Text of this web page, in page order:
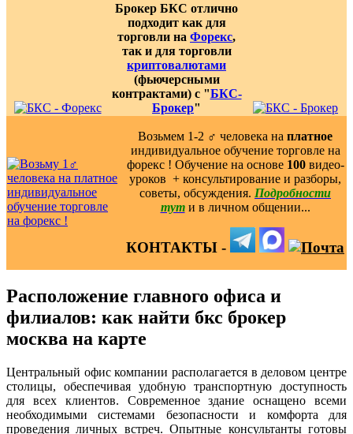
Брокер БКС отлично
подходит как для
торговли на Форекс,
так и для торговли
криптовалютами
(фьючерсными
контрактами) с "БКС-
Брокер"
Возьмем 1-2 ‍♂️ человека на платное
индивидуальное обучение торговле на
форекс ! Обучение на основе 100видео-
уроков ️ + консультирование и разборы,
советы, обсуждения. Подробности
тут и в личном общении...
КОНТАКТЫ -
Расположение главного офиса и
филиалов: как найти бкс брокер
москва на карте
Центральный офис компании располагается в деловом центре
столицы, обеспечивая удобную транспортную доступность
для всех клиентов. Современное здание оснащено всеми
необходимыми системами безопасности и комфорта для
проведения личных встреч. Опытные консультанты готовы